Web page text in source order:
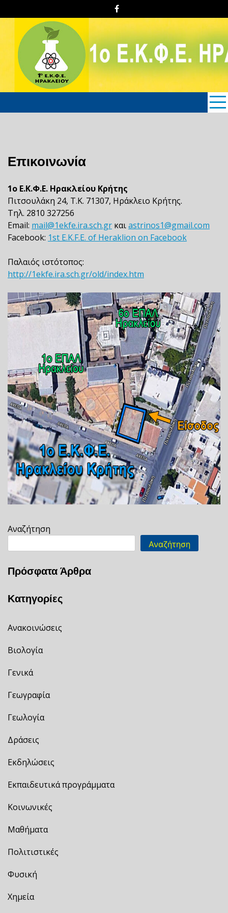
to
content
1o E.K.Φ.E. Hρακλείου
Κρήτης
Επικοινωνία
1ο Ε.Κ.Φ.Ε. Ηρακλείου Κρήτης
Πιτσουλάκη 24, Τ.Κ. 71307, Ηράκλειο Κρήτης.
Τηλ. 2810 327256
Email: mail@1ekfe.ira.sch.gr καιastrinos1@gmail.com
Facebook: 1st E.K.F.E. of Heraklion on Facebook
Παλαιός ιστότοπος:
http://1ekfe.ira.sch.gr/old/index.htm
Αναζήτηση
Αναζήτηση
Πρόσφατα Άρθρα
Κατηγορίες
Ανακοινώσεις
Βιολογία
Γενικά
Γεωγραφία
Γεωλογία
Δράσεις
Εκδηλώσεις
Εκπαιδευτικά προγράμματα
Κοινωνικές
Μαθήματα
Πολιτιστικές
Φυσική
Χημεία